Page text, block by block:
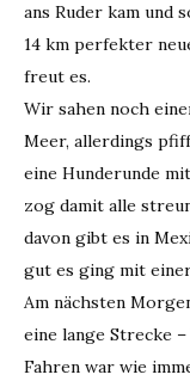
ans Ruder kam und
14 km perfekter
freut es.
Wir sahen noch
Meer, allerdings
eine Hunderunde
zog damit alle
davon gibt es in
gut es ging mit
Am nächsten
eine lange Strecke
Fahren war wie